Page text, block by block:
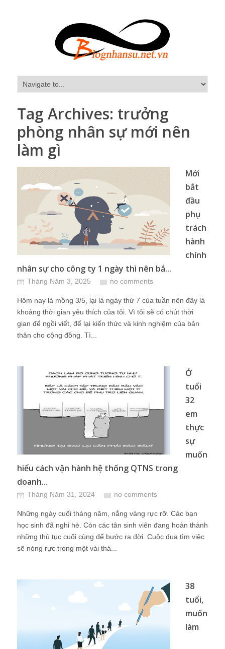
Tag Archives: trưởng
phòng nhân sự mới nên
làm gì
Mới
bắt
đầu
phụ
trách
hành
chính
nhân sự cho công ty 1 ngày thì nên bắ...
Tháng Năm 3, 2025 no comments
Hôm nay là mồng 3/5, lại là ngày thứ 7 của tuần nên đây là
khoảng thời gian yêu thích của tôi. Vì tôi sẽ có chút thời
gian để ngồi viết, để lại kiến thức và kinh nghiệm của bản
thân cho cộng đồng. Tì...
Ở
tuổi
32
em
thực
sự
muốn
hiểu cách vận hành hệ thống QTNS trong
doanh...
Tháng Năm 31, 2024 no comments
Những ngày cuối tháng năm, nắng vàng rực rỡ. Các bạn
học sinh đã nghỉ hè. Còn các tân sinh viên đang hoàn thành
những thủ tục cuối cùng để bước ra đời. Cuộc đua tìm việc
sẽ nóng rực trong một vài thá...
38
tuổi,
muốn
làm